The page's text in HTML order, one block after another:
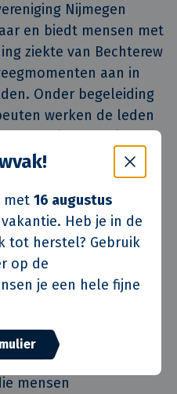
met 16 augustus
Heb je in de
tot herstel? Gebruik
op de
je een hele fijne
Nijmegen
en biedt mensen met
ziekte van Bechterew
aan in
Onder begeleiding
werken de leden
hun lichaam via rek-
als volleybal,
in het zwembad.
deze aandoening
Het helpt om pijn en
gewrichten zoveel
houden.
doen we niet alleen
wijken, maar ook
mensen